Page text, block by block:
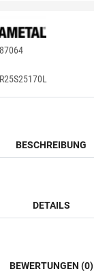
BESCHREIBUNG
DETAILS
BEWERTUNGEN (0)